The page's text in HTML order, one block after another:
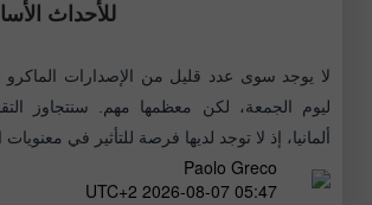
للأحداث
لا يوجد سوى عدد قليل من الإصدارات الماكرو
ليوم الجمعة، لكن معظمها مهم. سنتجاوز
ألمانيا، إذ لا توجد لديها فرصة للتأثير في
Paolo Greco
05:47 2026-08-07 UTC+2